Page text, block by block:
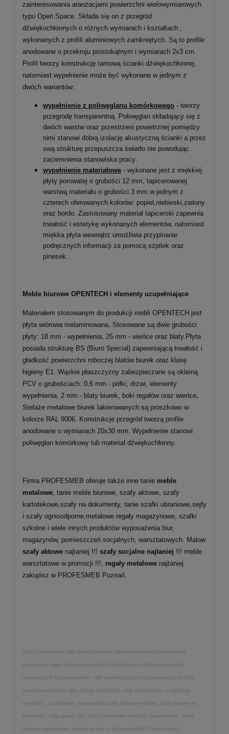
zainteresowania aranżacjami powierzchni wielowymiarowych
typu Open Space. Składa się on z przegród
dźwiękochłonnych o różnych wymiarach i kształtach ,
wykonanych z profili aluminiowych zamkniętych. Są to profile
anodowane o przekroju prostokątnym i wymiarach 2x3 cm.
Profil tworzy konstrukcję ramową ścianki dźwiękochłonnej,
natomiast wypełnienie może być wykonane w jednym z
dwóch wariantów:
wypełnienie z poliwęglanu komórkowego - tworzy
przegrodę transparentną. Poliwęglan składający się z
dwóch warstw oraz przestrzeni powietrznej pomiędzy
nimi stanowi dobrą izolację akustyczną ścianki a przez
swą strukturę przepuszcza światło nie powodując
zaciemnienia stanowiska pracy.
wypełnienie materiałowe - wykonane jest z miękkiej
płyty porowatej o grubości 12 mm, tapicerowanej
warstwą materiału o grubości 3 mm w jednym z
czterech oferowanych kolorów: popiel,niebieski,zielony
oraz bordo. Zastosowany materiał tapicerski zapewnia
trwałość i estetykę wykonanych elementów, natomiast
miękka płyta wewnątrz umożliwia przypinanie
podręcznych informacji za pomocą szpilek oraz
pinesek.
Meble biurowe OPENTECH i elementy uzupełniające
Materiałem stosowanym do produkcji mebli OPENTECH jest
płyta wiórowa melaminowana. Stosowane są dwie grubości
płyty: 18 mm - wypełnienia, 25 mm - wieńce oraz blaty.Płyta
posiada strukturę BS (Biuro Special) zapewniającą trwałość i
gładkość powierzchni roboczej blatów biurek oraz klasę
higieny E1. Wąskie płaszczyzny zabezpieczane są okleiną
PCV o grubościach: 0,6 mm - półki, drzwi, elementy
wypełnienia, 2 mm - blaty biurek, boki regałów oraz wieńce.
Stelaże metalowe biurek lakierowanych są proszkowo w
kolorze RAL 9006. Konstrukcje przegród tworzą profile
anodowane o wymiarach 20x30 mm. Wypełnienie stanowi
poliwęglan komórkowy lub materiał dźwiękochłonny.
Firma PROFESMEB oferuje także inne tanie meble
metalowe, tanie meble biurowe, szafy aktowe, szafy
kartotekowe,szafy na dokumenty, tanie szafki ubraniowe,sejfy
i szafy ognioodporne,metalowe regały magazynowe, szafki
szkolne i wiele innych produktów wyposażenia biur,
magazynów, pomieszczeń socjalnych, warsztatowych. Malow
szafy aktowe najtaniej !!! szafy socjalne najtaniej !!! meble
warsztatowe w promocji !!!, regały metalowe najtaniej
zakupisz w PROFESMEB Poznań.
Stoły konferencyjne,lady recepcyjne,meble gabinetowe,meble biurowe,meble
pracownicze regały biurowe,przegrody,ścianki biurowe,modułowe,kontenerki
metalowe,stół do biura,gabinetu, salki konefrencyjnej i innych pomieszczeń,Stoły
warsztatowe techno, light, malow, profesmeb, stoły techno expert, z regulacją
wysokości, z szufladami, na narzędzia,szafy aktowe metalowe, szafy biurowe na
dokumenty i segregatory oraz szafy kartotekowe na teczki zawieszkowe, meble
biurowe, warsztatowe, medyczne oraz szafki socjalne BHP a także szafy